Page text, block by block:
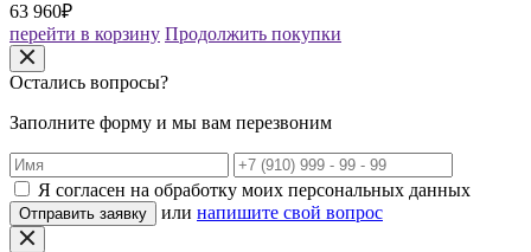
63 960₽
перейти в корзину Продолжить покупки
Остались вопросы?
Заполните форму и мы вам перезвоним
Я согласен на обработку моих персональных данных
Отправить заявку или напишите свой вопрос